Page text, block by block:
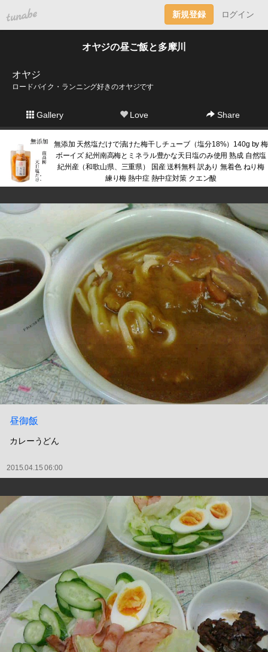
tuna.be 新規登録 ログイン
オヤジの昼ご飯と多摩川
オヤジ
ロードバイク・ランニング好きのオヤジです
Gallery Love Share
無添加 天然塩だけで漬けた梅干しチューブ（塩分18%）140g by 梅
ボーイズ 紀州南高梅とミネラル豊かな天日塩のみ使用 熟成 自然塩
紀州産（和歌山県、三重県） 国産 送料無料 訳あり 無着色 ねり梅
練り梅 熱中症 熱中症対策 クエン酸
昼御飯
カレーうどん
2015.04.15 06:00